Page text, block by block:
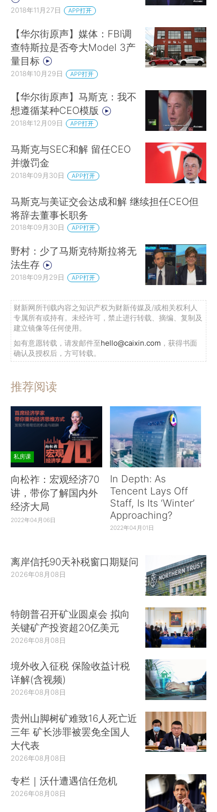
2018年11月27日 APP打开
【华尔街原声】媒体：FBI调
查特斯拉是否夸大Model 3产
量目标
2018年10月29日 APP打开
【华尔街原声】马斯克：我不
想遵循某种CEO模版
2018年12月09日 APP打开
马斯克与SEC和解 留任CEO
并缴罚金
2018年09月30日 APP打开
马斯克与美证交会达成和解 继续担任CEO但
将辞去董事长职务
2018年09月30日 APP打开
野村：少了马斯克特斯拉将无
法生存
2018年09月29日 APP打开
财新网所刊载内容之知识产权为财新传媒及/或相关权利人
专属所有或持有。未经许可，禁止进行转载、摘编、复制及
建立镜像等任何使用。
如有意愿转载，请发邮件至hello@caixin.com ，获得书面
确认及授权后，方可转载。
推荐阅读
私房课
向松祚：宏观经济70
讲，带你了解国内外
经济大局
2022年04月06日
In Depth: As
Tencent Lays Off
Staff, Is Its ‘Winter’
Approaching?
2022年04月01日
离岸信托90天补税窗口期疑问
2026年08月08日
特朗普召开矿业圆桌会 拟向
关键矿产投资超20亿美元
2026年08月08日
境外收入征税 保险收益计税
详解(含视频)
2026年08月08日
贵州山脚树矿难致16人死亡近
三年 矿长涉罪被罢免全国人
大代表
2026年08月08日
专栏｜沃什遭遇信任危机
2026年08月08日